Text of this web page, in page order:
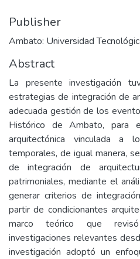
Publisher
Ambato: Universidad
Abstract
La presente investigación
estrategias de integración de
adecuada gestión de los
Histórico de Ambato, para
arquitectónica vinculada a
temporales, de igual manera,
de integración de
patrimoniales, mediante el
generar criterios de
partir de condicionantes
marco teórico que
investigaciones relevantes
investigación adoptó un